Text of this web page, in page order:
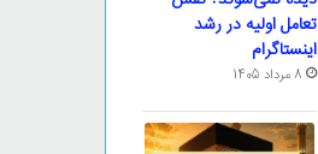
تعامل اولیه در رشد
اینستاگرام
8 مرداد 1405